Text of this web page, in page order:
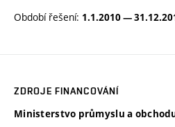
Období řešení: 1.1.2010 —
ZDROJE FINANCOVÁNÍ
Ministerstvo průmyslu a